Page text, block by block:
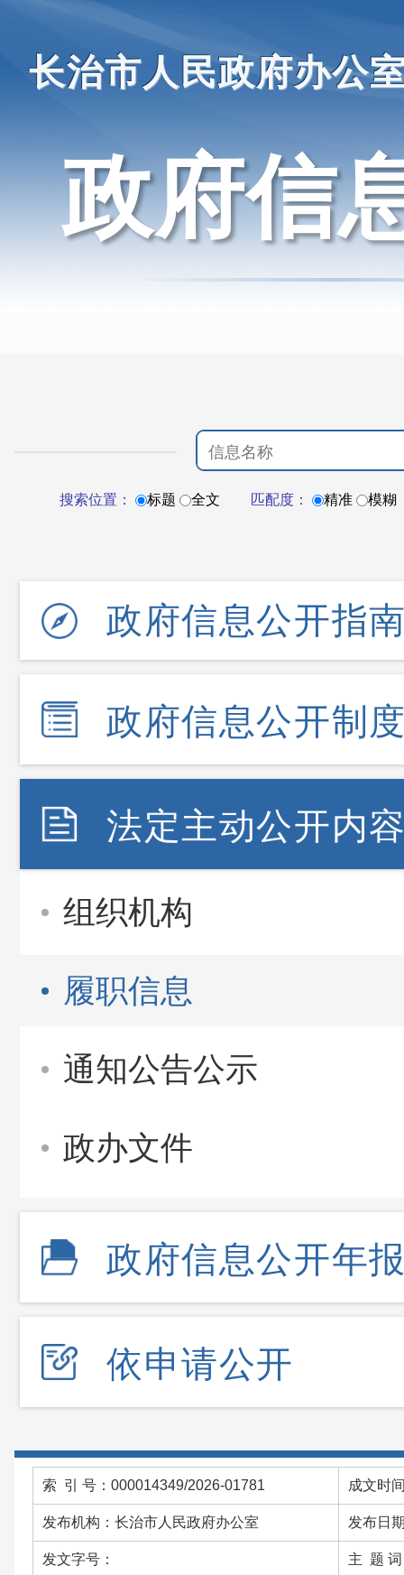
长治市人民政府办公
政府信
搜索位置： 标题 全文 匹配度： 精准 模糊
政府信息公开指
政府信息公开制
法定主动公开内
组织机构
履职信息
通知公告公示
政办文件
政府信息公开年
依申请公开
索 引 号：000014349/2026-01781 成文时
发布机构：长治市人民政府办公室 发布日
发文字号： 主 题 词